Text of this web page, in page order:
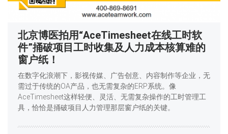
北京博医拍用“AceTimesheet在线工时软
件”捅破项目工时收集及人力成本核算难的
窗户纸！
在数字化浪潮下，影视传媒、广告创意、内容制作等企业，无
需过于传统的OA产品，也无需复杂的ERP系统。像
AceTimesheet这样轻便、灵活、无需复杂操作的工时管理工
具，恰恰是捅破项目人力管理那层窗户纸的关键。